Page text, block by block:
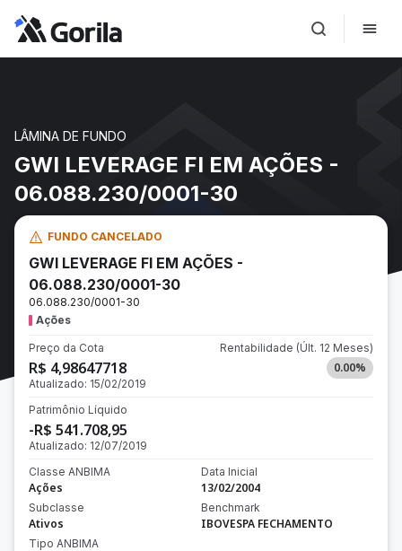
LÂMINA DE FUNDO
GWI LEVERAGE FI EM AÇÕES -
06.088.230/0001-30
FUNDO CANCELADO
GWI LEVERAGE FI EM AÇÕES -
06.088.230/0001-30
06.088.230/0001-30
Ações
Preço da Cota
R$ 4,98647718
Atualizado: 15/02/2019
Rentabilidade (Últ. 12 Meses)
0.00%
Patrimônio Líquido
-R$ 541.708,95
Atualizado: 12/07/2019
Classe ANBIMA
Ações
Subclasse
Ativos
Tipo ANBIMA
Data Inicial
13/02/2004
Benchmark
IBOVESPA FECHAMENTO